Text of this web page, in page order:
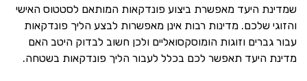
שמדינת היעד מאפשרת ביצוע פונדקאות המותאם לסטטוס האישי
והזוגי שלכם. מדינות רבות אינן מאפשרות לבצע הליך פונדקאות
עבור גברים וזוגות הומוסקסואליים ולכן חשוב לבדוק היטב האם
מדינת היעד תאפשר לכם בכלל לעבור הליך פונדקאות בשטחה.